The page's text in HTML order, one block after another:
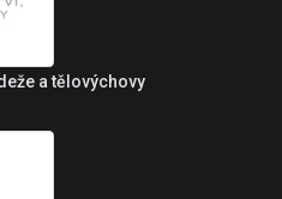
a tělovýchovy